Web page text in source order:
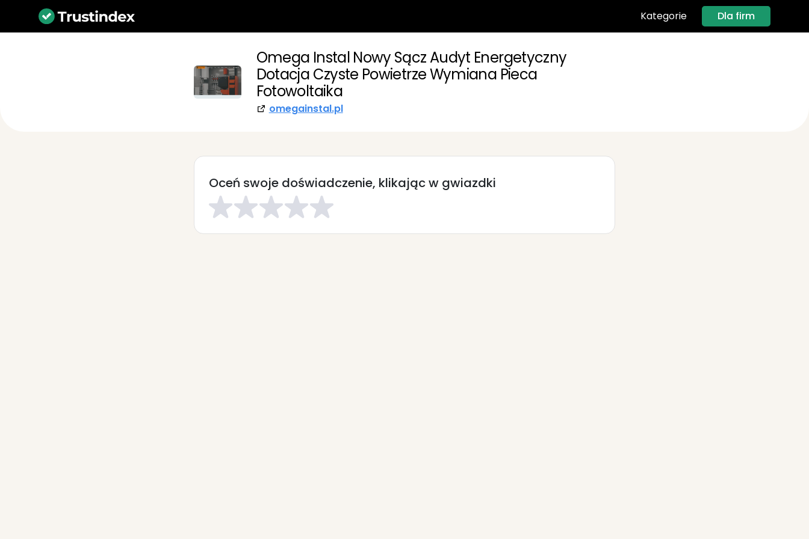
Kategorie Dla firm
Omega Instal Nowy Sącz Audyt Energetyczny
Dotacja Czyste Powietrze Wymiana Pieca
Fotowoltaika
omegainstal.pl
Oceń swoje doświadczenie, klikając w gwiazdki